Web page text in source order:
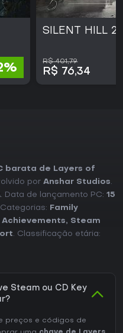
SILENT HILL 2
R$ 401,79
R$ 76,34
barata de Layers of
por Anshar Studios.
. Data de lançamento PC: 15
Categorias:
Family
Achievements, Steam
. Classificação etária:
Steam ou CD Key
preços e códigos de